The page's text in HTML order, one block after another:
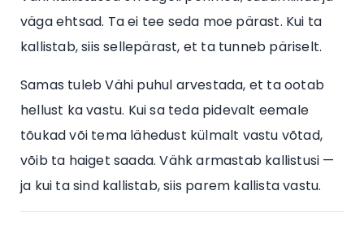
väga ehtsad. Ta ei tee seda moe pärast. Kui ta
kallistab, siis sellepärast, et ta tunneb päriselt.
Samas tuleb Vähi puhul arvestada, et ta ootab
hellust ka vastu. Kui sa teda pidevalt eemale
tõukad või tema lähedust külmalt vastu võtad,
võib ta haiget saada. Vähk armastab kallistusi —
ja kui ta sind kallistab, siis parem kallista vastu.